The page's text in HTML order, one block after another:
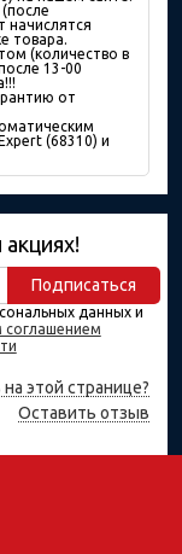
начислятся
товара.
(количество в
13-00
от
(68310) и
Подписаться
данных и
соглашением
этой странице?
Оставить отзыв